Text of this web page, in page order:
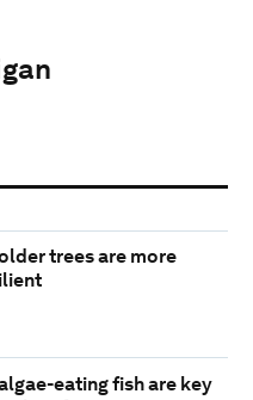
trees are more
eating fish are key